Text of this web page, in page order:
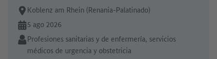
Lugar de trabajo:
Koblenz am Rhein (Renania-Palatinado)
En línea desde:
5 ago 2026
Sector:
Profesiones sanitarias y de enfermería, servicios
médicos de urgencia y obstetricia